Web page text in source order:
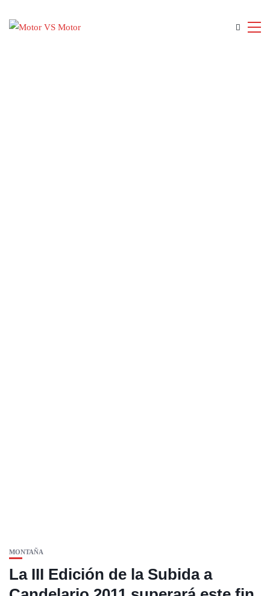
MONTAÑA
La III Edición de la Subida a